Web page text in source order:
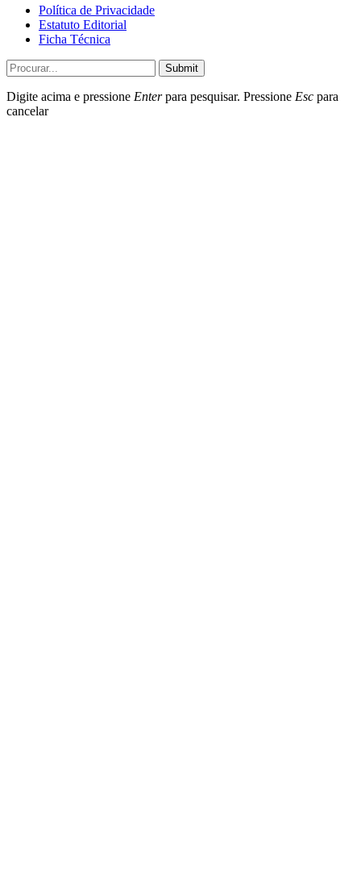
Política de Privacidade
Estatuto Editorial
Ficha Técnica
Submit
Digite acima e pressione Enterpara pesquisar. Pressione Esc para
cancelar